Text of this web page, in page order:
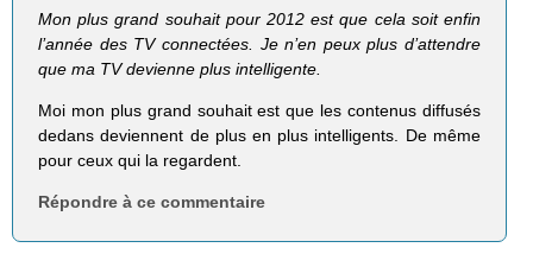
Mon plus grand souhait pour 2012 est que cela soit enfin
l’année des TV connectées. Je n’en peux plus d’attendre
que ma TV devienne plus intelligente.
Moi mon plus grand souhait est que les contenus diffusés
dedans deviennent de plus en plus intelligents. De même
pour ceux qui la regardent.
Répondre à ce commentaire